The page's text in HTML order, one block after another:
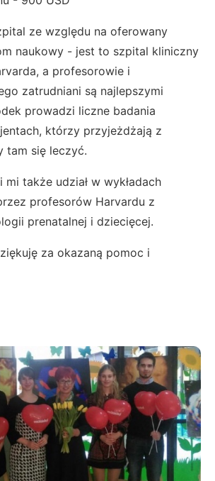
ze względu na oferowany
naukowy - jest to szpital kliniczny
a profesorowie i
zatrudniani są najlepszymi
prowadzi liczne badania
którzy przyjeżdżają z
tam się leczyć.
także udział w wykładach
profesorów Harvardu z
prenatalnej i dziecięcej.
za okazaną pomoc i